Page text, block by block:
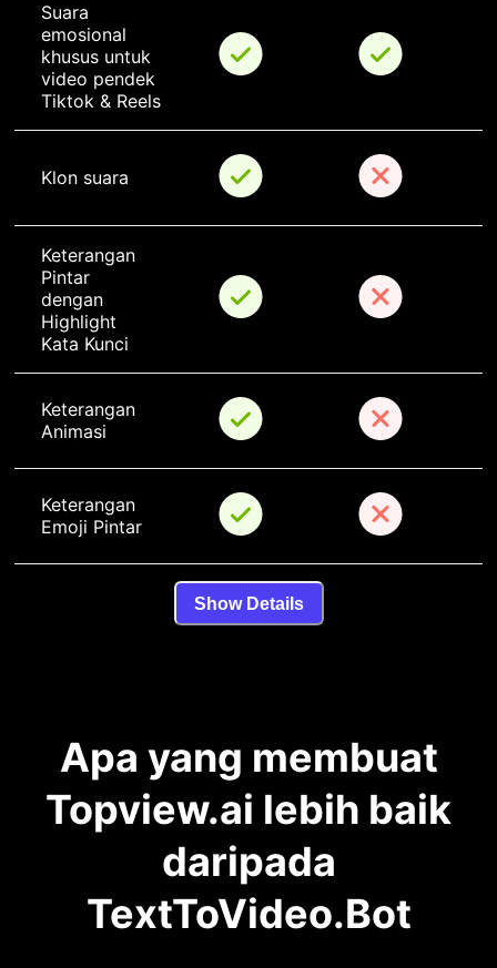
Suara
emosional
khusus untuk
video pendek
Tiktok & Reels
Klon suara
Keterangan
Pintar
dengan
Highlight
Kata Kunci
Keterangan
Animasi
Keterangan
Emoji Pintar
Show Details
Apa yang membuat
Topview.ai lebih baik
daripada
TextToVideo.Bot